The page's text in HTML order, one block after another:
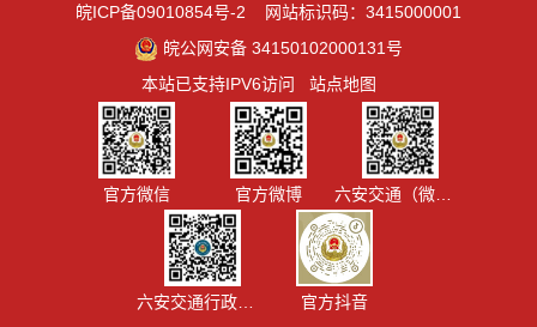
皖ICP备09010854号-2
网站标识码：3415000001
皖公网安备 34150102000131号
本站已支持IPV6访问
站点地图
官方微信 官方微博
官方抖音